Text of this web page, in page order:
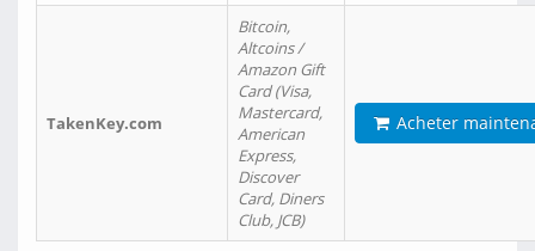
TakenKey.com
Bitcoin,
Altcoins /
Amazon Gift
Card (Visa,
Mastercard,
American
Express,
Discover
Card, Diners
Club, JCB)
Acheter